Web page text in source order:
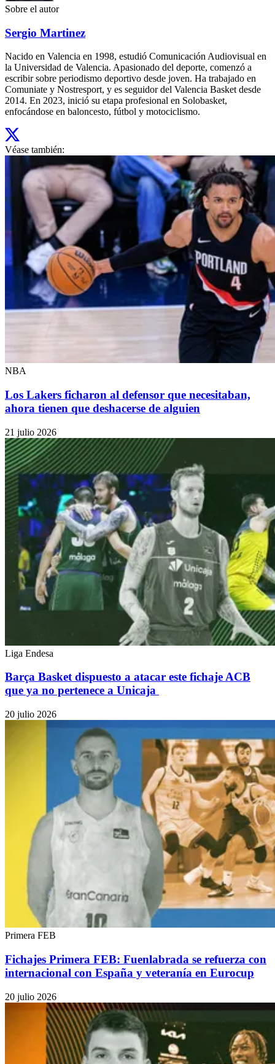
Sobre el autor
Sergio Martinez
Nacido en Valencia en 1998, estudió Comunicación Audiovisual en
la Universidad de Valencia. Apasionado del deporte, comenzó a
escribir sobre periodismo deportivo desde joven. Ha trabajado en
Comuniate y Nostresport, y es seguidor del Valencia Basket desde
2014. En 2023, inició su etapa profesional en Solobasket,
enfocándose en baloncesto, fútbol y motociclismo.
Véase también:
NBA
Los Lakers ficharon al defensor que necesitaban,
ahora tienen que deshacerse de alguien
21 julio 2026
Liga Endesa
Barça Basket dispuesto a atacar este fichaje ACB
que ya no pertenece a Unicaja
20 julio 2026
Primera FEB
Fichajes Primera FEB: Fuenlabrada se refuerza con
internacional con España y veteranía en Eurocup
20 julio 2026